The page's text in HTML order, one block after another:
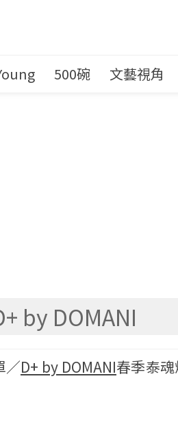
500碗 文藝視角
by DOMANI
／D+ by DOMANI春季泰